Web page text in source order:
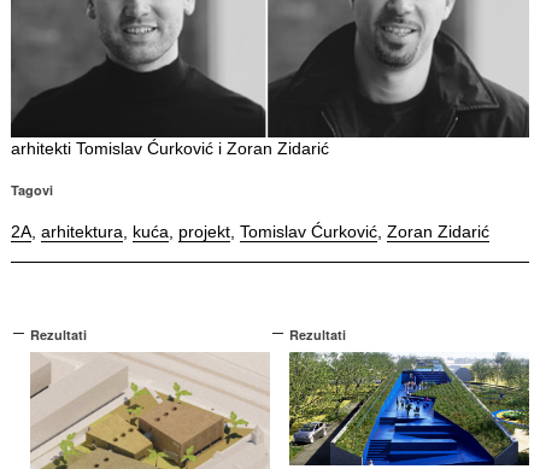
arhitekti Tomislav Ćurković i Zoran Zidarić
Tagovi
2A, arhitektura, kuća, projekt, Tomislav Ćurković, Zoran Zidarić
Rezultati Rezultati